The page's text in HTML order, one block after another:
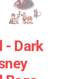
- Dark